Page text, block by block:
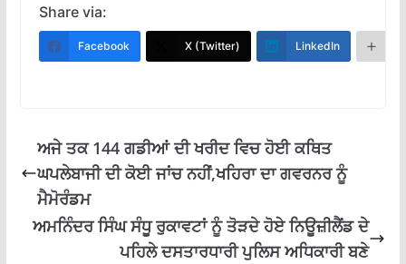
e
b
k
at
s
p
e
gr
ai
l
ar
e
Share via:
Facebook X (Twitter) LinkedIn
ਅਜੇ ਤਕ 144 ਗਡੀਆਂ ਦੀ ਖਰੀਦ ਵਿਚ ਹੋਈ ਕਥਿਤ
ਘਪਲੇਬਾਜੀ ਦੀ ਕੋਈ ਜਾਂਚ ਨਹੀਂ,ਖਹਿਰਾ ਦਾ ਗਵਰਨਰ ਨੂੰ
ਮੈਮੋਰੰਡਮ
ਅਮਨਿੰਦਰ ਸਿੰਘ ਸੰਧੂ ਰੁਕਾਵਟਾਂ ਨੂੰ ਤੋੜਦੇ ਹੋਏ ਨਿਊਜ਼ੀਲੈਂਡ ਦੇ
ਪਹਿਲੇ ਦਸਤਾਰਧਾਰੀ ਪੁਲਿਸ ਅਧਿਕਾਰੀ ਬਣੇ